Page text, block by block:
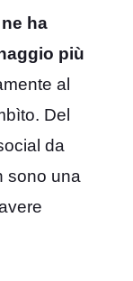
ha
più
al
Del
da
sono una